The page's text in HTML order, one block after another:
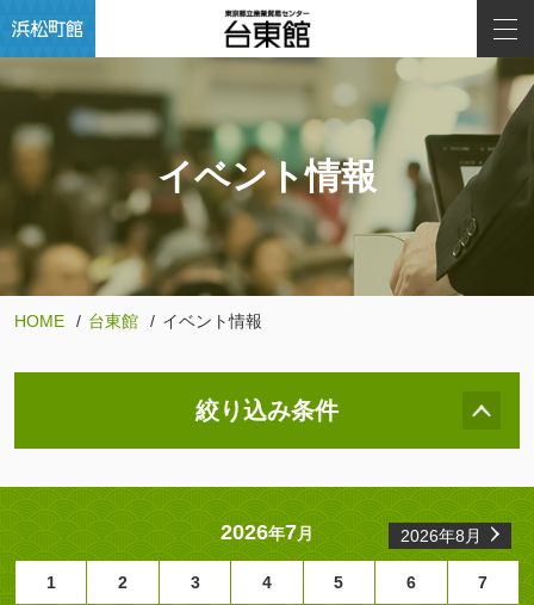
イベント情報
HOME 台東館 イベント情報
絞り込み条件
2026年7月 2026年8月
1 2 3 4 5 6 7